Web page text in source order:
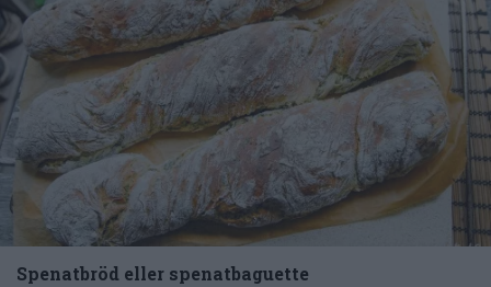
Spenatbröd eller spenatbaguette